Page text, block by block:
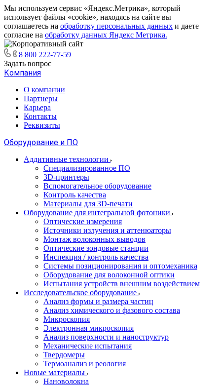
Мы используем сервис «Яндекс.Метрика», который
использует файлы «cookie», находясь на сайте вы
соглашаетесь на обработку персональных данных и даете
согласие на обработку данных Яндекс Метрика.
8 800 222-77-59
Задать вопрос
Компания
О компании
Партнеры
Карьера
Контакты
Реквизиты
Оборудование и ПО
Аддитивные технологии
Специализированное ПО
3D-принтеры
Вспомогательное оборудование
Контроль качества
Материалы для 3D-печати
Оборудование для интегральной фотоники
Оптические измерения
Источники излучения и аттенюаторы
Монтаж волоконных выводов
Оптические зондовые станции
Инспекция / контроль качества
Системы позиционирования и оптомеханика
Оборудование для волоконной оптики
Испытания устройств внешним воздействием
Исследовательское оборудование
Анализ формы и размера частиц
Анализ химического и фазового состава
Микроскопия
Электронная микроскопия
Анализ поверхности и наноструктур
Механические испытания
Твердомеры
Термоанализ и реология
Новые материалы
Нановолокна